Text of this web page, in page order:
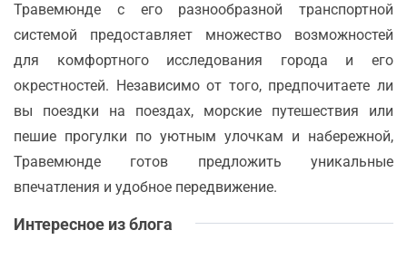
Травемюнде с его разнообразной транспортной
системой предоставляет множество возможностей
для комфортного исследования города и его
окрестностей. Независимо от того, предпочитаете ли
вы поездки на поездах, морские путешествия или
пешие прогулки по уютным улочкам и набережной,
Травемюнде готов предложить уникальные
впечатления и удобное передвижение.
Интересное из блога